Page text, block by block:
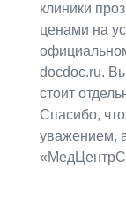
клиники
ценами на
docdoc.ru.
стоит
Спасибо,
уважением,